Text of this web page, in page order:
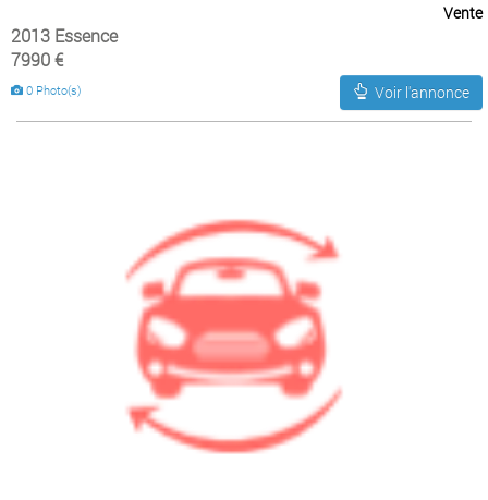
Vente
2013 Essence
7990 €
Voir l'annonce
0 Photo(s)